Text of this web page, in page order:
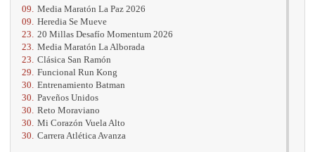
09. Media Maratón La Paz 2026
09. Heredia Se Mueve
23. 20 Millas Desafío Momentum 2026
23. Media Maratón La Alborada
23. Clásica San Ramón
29. Funcional Run Kong
30. Entrenamiento Batman
30. Paveños Unidos
30. Reto Moraviano
30. Mi Corazón Vuela Alto
30. Carrera Atlética Avanza